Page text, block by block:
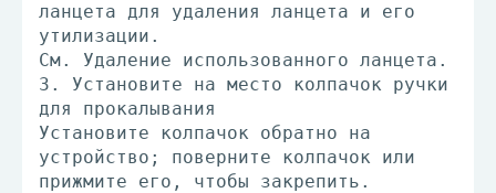
ланцета для удаления ланцета и его
утилизации.
См. Удаление использованного ланцета.
3. Установите на место колпачок ручки
для прокалывания
Установите колпачок обратно на
устройство; поверните колпачок или
прижмите его, чтобы закрепить.